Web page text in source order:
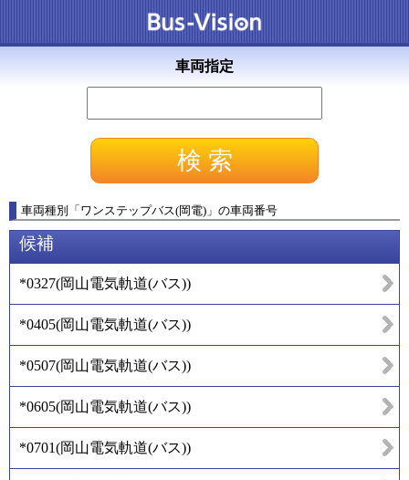
車両指定
車両種別 「 ワンステップバス(岡電) 」 の車両番号
候補
*0327(岡山電気軌道(バス))
*0405(岡山電気軌道(バス))
*0507(岡山電気軌道(バス))
*0605(岡山電気軌道(バス))
*0701(岡山電気軌道(バス))